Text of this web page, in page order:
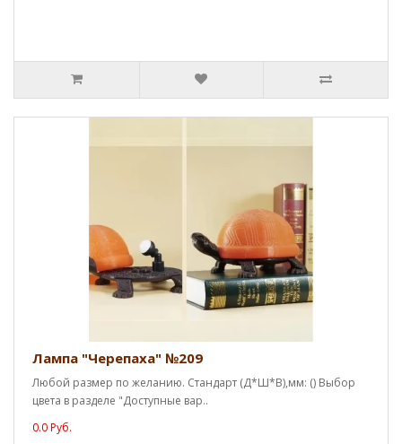
Лампа "Черепаха" №209
Любой размер по желанию. Стандарт (Д*Ш*В),мм: () Выбор
цвета в разделе "Доступные вар..
0.0 Руб.